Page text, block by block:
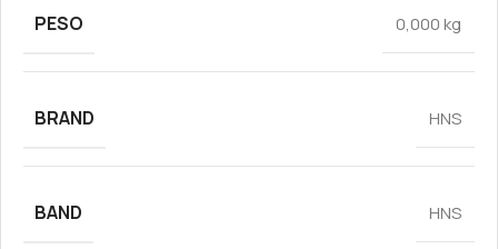
PESO
0,000 kg
BRAND HNS
BAND HNS